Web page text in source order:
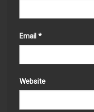
Email *
Website